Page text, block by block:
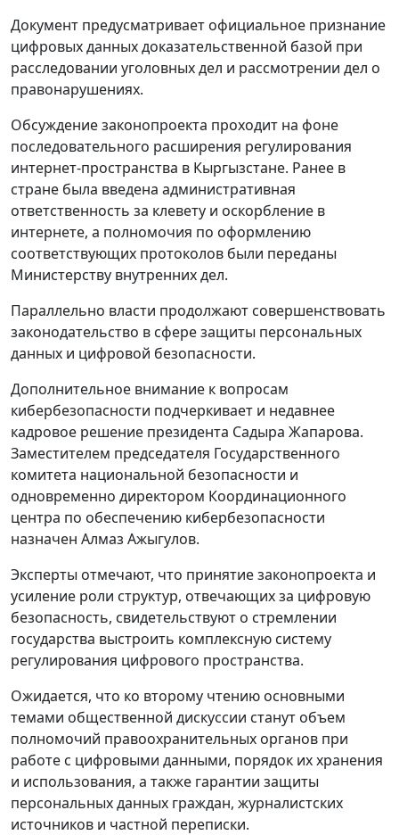
Документ предусматривает официальное признание
цифровых данных доказательственной базой при
расследовании уголовных дел и рассмотрении дел о
правонарушениях.
Обсуждение законопроекта проходит на фоне
последовательного расширения регулирования
интернет-пространства в Кыргызстане. Ранее в
стране была введена административная
ответственность за клевету и оскорбление в
интернете, а полномочия по оформлению
соответствующих протоколов были переданы
Министерству внутренних дел.
Параллельно власти продолжают совершенствовать
законодательство в сфере защиты персональных
данных и цифровой безопасности.
Дополнительное внимание к вопросам
кибербезопасности подчеркивает и недавнее
кадровое решение президента Садыра Жапарова.
Заместителем председателя Государственного
комитета национальной безопасности и
одновременно директором Координационного
центра по обеспечению кибербезопасности
назначен Алмаз Ажыгулов.
Эксперты отмечают, что принятие законопроекта и
усиление роли структур, отвечающих за цифровую
безопасность, свидетельствуют о стремлении
государства выстроить комплексную систему
регулирования цифрового пространства.
Ожидается, что ко второму чтению основными
темами общественной дискуссии станут объем
полномочий правоохранительных органов при
работе с цифровыми данными, порядок их хранения
и использования, а также гарантии защиты
персональных данных граждан, журналистских
источников и частной переписки.